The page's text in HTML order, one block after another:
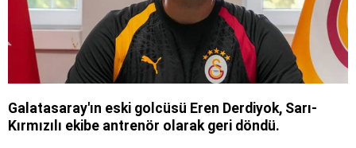
Galatasaray'ın eski golcüsü Eren Derdiyok, Sarı-
Kırmızılı ekibe antrenör olarak geri döndü.